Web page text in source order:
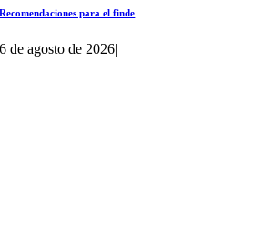
Recomendaciones para el finde
6 de agosto de 2026|